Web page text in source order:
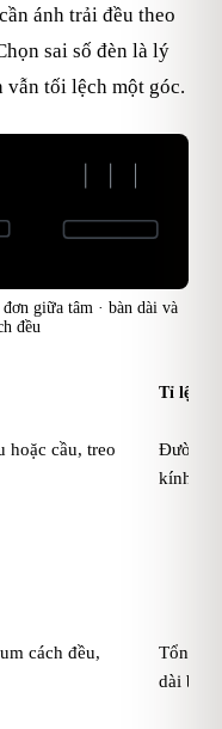
ánh trải đều theo
sai số đèn là lý
vẫn tối lệch một góc.
giữa tâm · bàn dài và
đều
Tỉ lệ
hoặc cầu, treo
Đường
kính
cách đều,
Tổng
dài